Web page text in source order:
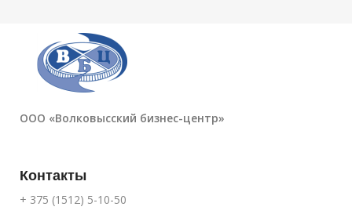
ООО «Волковысский бизнес-центр»
Контакты
+ 375 (1512) 5-10-50